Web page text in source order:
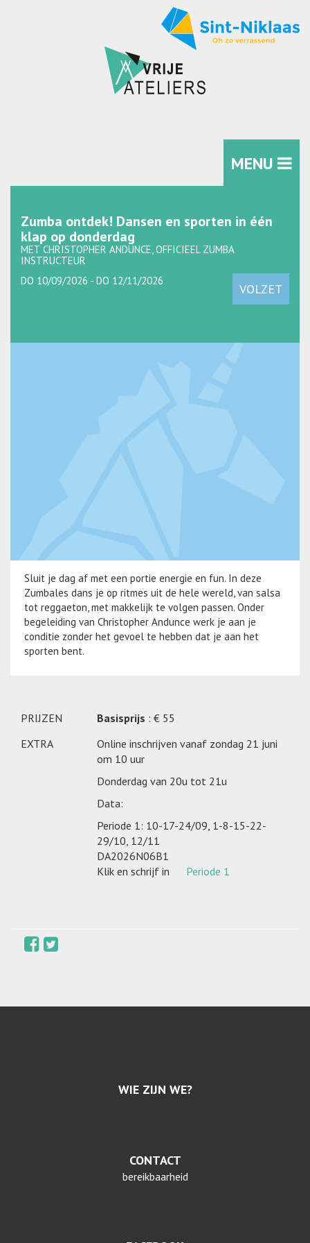
MENU
Zumba ontdek! Dansen en sporten in één
klap op donderdag
MET CHRISTOPHER ANDUNCE, OFFICIEEL ZUMBA
INSTRUCTEUR
VOLZET
DO 10/09/2026 - DO 12/11/2026
Sluit je dag af met een portie energie en fun. In deze
Zumbales dans je op ritmes uit de hele wereld, van salsa
tot reggaeton, met makkelijk te volgen passen. Onder
begeleiding van Christopher Andunce werk je aan je
conditie zonder het gevoel te hebben dat je aan het
sporten bent.
PRIJZEN Basisprijs : € 55
EXTRA
Online inschrijven vanaf zondag 21 juni
om 10 uur
Donderdag van 20u tot 21u
Data:
Periode 1: 10-17-24/09, 1-8-15-22-
29/10, 12/11
DA2026N06B1
Klik en schrijf in Periode 1
WIE ZIJN WE?
CONTACT
bereikbaarheid